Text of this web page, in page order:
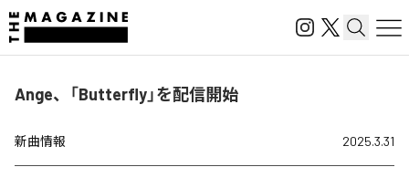
Ange、「Butterfly」を配信開始
新曲情報 2025.3.31